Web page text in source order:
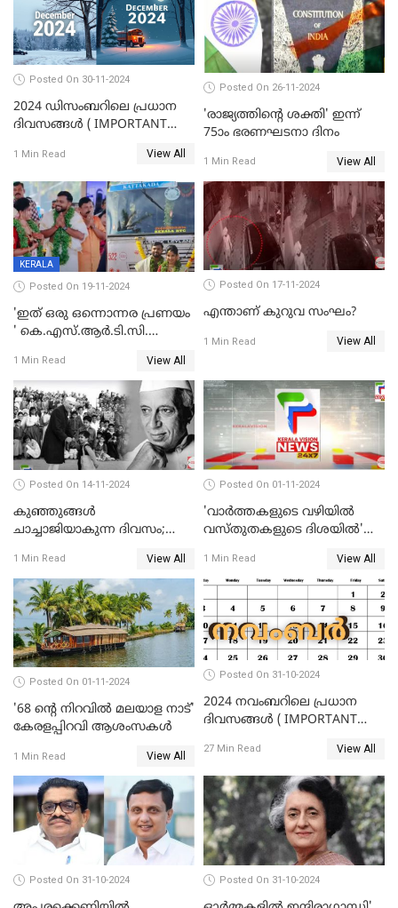
Posted On 30-11-2024
2024 ഡിസംബറിലെ പ്രധാന
ദിവസങ്ങൾ ( IMPORTANT
1 Min Read View All
Posted On 26-11-2024
'രാജ്യത്തിന്റെ ശക്തി' ഇന്ന്
75ാം ഭരണഘടനാ ദിനം
1 Min Read View All
KERALA
Posted On 19-11-2024
'ഇത് ഒരു ഒന്നൊന്നര പ്രണയം
' കെ.എസ്.ആര്‍.ടി.സി.
ഒടുക്കം താലികെട്ടിനും അതേ
ബസില്‍ യാത്ര
1 Min Read View All
Posted On 17-11-2024
എന്താണ് കുറുവ സംഘം?
1 Min Read View All
Posted On 14-11-2024
കുഞ്ഞുങ്ങള്‍
ചാച്ചാജിയാകുന്ന ദിവസം;
1 Min Read View All
Posted On 01-11-2024
'വാർത്തകളുടെ വഴിയിൽ
വസ്തുതകളുടെ ദിശയിൽ'
വയസ്സ്
1 Min Read View All
Posted On 01-11-2024
'68 ന്റെ നിറവിൽ മലയാള നാട്'
കേരളപ്പിറവി ആശംസകൾ
1 Min Read View All
Posted On 31-10-2024
2024 നവംബറിലെ പ്രധാന
ദിവസങ്ങൾ ( IMPORTANT
27 Min Read View All
Posted On 31-10-2024 Posted On 31-10-2024